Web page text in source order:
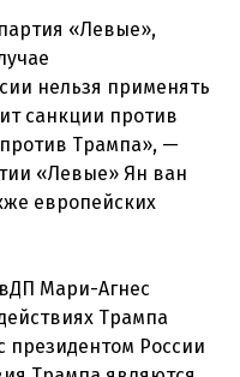
«Левые»,
нельзя применять
санкции против
Трампа», —
«Левые» Ян ван
европейских
Мари-Агнес
Трампа
президентом России